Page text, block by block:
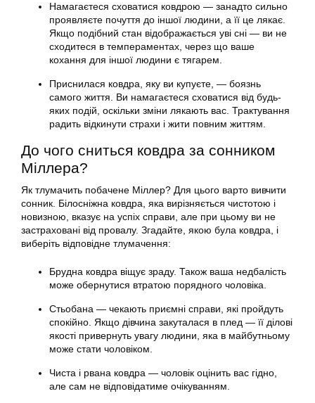
Намагаєтеся сховатися ковдрою — занадто сильно
проявляєте почуття до іншої людини, а її це лякає.
Якщо подібний стан відображається уві сні — ви не
сходитеся в темпераментах, через що ваше
кохання для іншої людини є тягарем.
Приснилася ковдра, яку ви купуєте, — боязнь
самого життя. Ви намагаєтеся сховатися від будь-
яких подій, оскільки зміни лякають вас. Трактування
радить відкинути страхи і жити повним життям.
До чого сниться ковдра за сонником
Міллера?
Як тлумачить побачене Міллер? Для цього варто вивчити
сонник. Білосніжна ковдра, яка вирізняється чистотою і
новизною, вказує на успіх справи, але при цьому ви не
застраховані від провалу. Згадайте, якою була ковдра, і
виберіть відповідне тлумачення:
Брудна ковдра віщує зраду. Також ваша недбалість
може обернутися втратою порядного чоловіка.
Стьобана — чекають приємні справи, які пройдуть
спокійно. Якщо дівчина закуталася в плед — її ділові
якості привернуть увагу людини, яка в майбутньому
може стати чоловіком.
Чиста і рвана ковдра — чоловік оцінить вас гідно,
але сам не відповідатиме очікуванням.